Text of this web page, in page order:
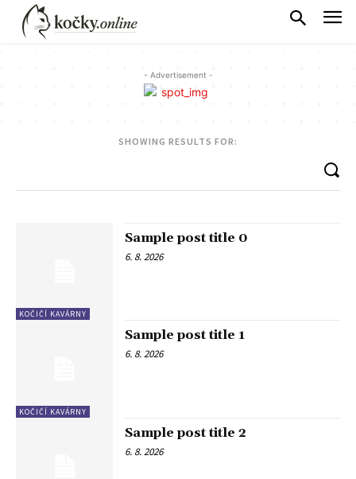
- Advertisement -
SHOWING RESULTS FOR:
KOČIČÍ KAVÁRNY
Sample post title 0
6. 8. 2026
KOČIČÍ KAVÁRNY
Sample post title 1
6. 8. 2026
Sample post title 2
6. 8. 2026